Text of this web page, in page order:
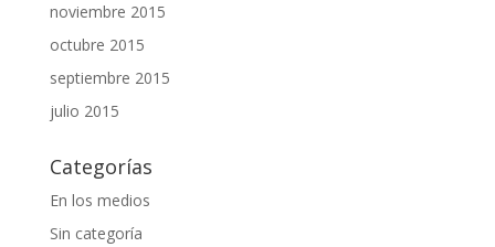
noviembre 2015
octubre 2015
septiembre 2015
julio 2015
Categorías
En los medios
Sin categoría